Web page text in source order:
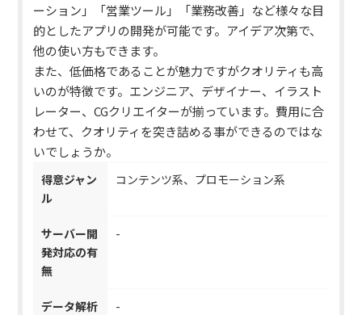
ーション」「営業ツール」「業務改善」など様々な目
的としたアプリの開発が可能です。 アイデア次第で、
他の使い方もできます。
また、低価格であることが魅力ですがクオリティも高
いのが特徴です。エンジニア、デザイナー、イラスト
レーター、CGクリエイターが揃っています。費用に合
わせて、クオリティを突き詰める事ができるのではな
いでしょうか。
得意ジャン
ル
コンテンツ系、プロモーション系
サーバー開
発対応の有
無
-
データ解析
-